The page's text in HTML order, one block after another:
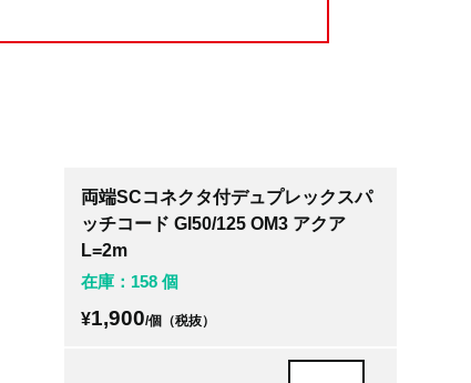
両端SCコネクタ付デュプレックスパ
ッチコード GI50/125 OM3 アクア
L=2m
在庫：158 個
¥1,900/個（税抜）